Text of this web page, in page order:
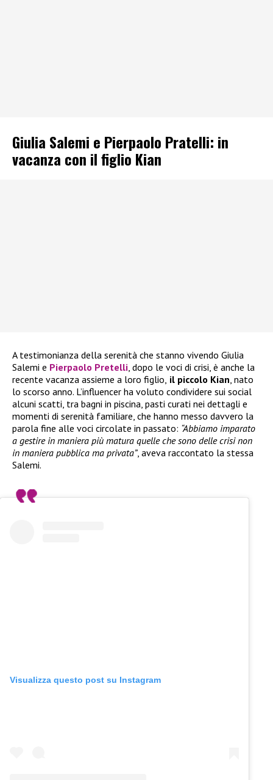
Giulia Salemi e Pierpaolo Pratelli: in
vacanza con il figlio Kian
A testimonianza della serenità che stanno vivendo Giulia
Salemi e Pierpaolo Pretelli , dopo le voci di crisi, è anche la
recente vacanza assieme a loro figlio, il piccolo Kian , nato
lo scorso anno. L’influencer ha voluto condividere sui social
alcuni scatti, tra bagni in piscina, pasti curati nei dettagli e
momenti di serenità familiare, che hanno messo davvero la
parola fine alle voci circolate in passato: “Abbiamo imparato
a gestire in maniera più matura quelle che sono delle crisi non
in maniera pubblica ma privata”, aveva raccontato la stessa
Salemi.
Visualizza questo post su Instagram